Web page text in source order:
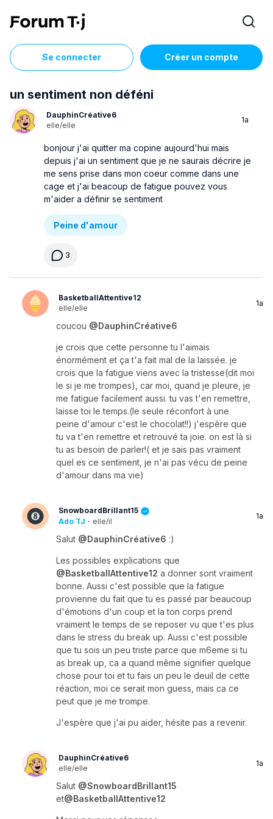
Se connecter Créer un compte
un sentiment non déféni
DauphinCréative6
elle/elle
1a
bonjour j'ai quitter ma copine aujourd'hui mais
depuis j'ai un sentiment que je ne saurais décrire je
me sens prise dans mon coeur comme dans une
cage et j'ai beacoup de fatigue pouvez vous
m'aider a définir se sentiment
Peine d'amour
3
BasketballAttentive12
elle/elle
1a
coucou @DauphinCréative6
je crois que cette personne tu l'aimais
énormément et ça t'a fait mal de la laissée. je
crois que la fatigue viens avec la tristesse(dit moi
le si je me trompes), car moi, quand je pleure, je
me fatigue facilement aussi. tu vas t'en remettre,
laisse toi le temps.(le seule réconfort à une
peine d'amour c'est le chocolat!!) j'espère que
tu va t'en remettre et retrouvé ta joie. on est là si
tu as besoin de parler!( et je sais pas vraiment
quel es ce sentiment, je n'ai pas vécu de peine
d'amour dans ma vie)
SnowboardBrillant15
Ado TJ · elle/il
1a
Salut @DauphinCréative6 :)
Les possibles explications que
@BasketballAttentive12 a donner sont vraiment
bonne. Aussi c'est possible que la fatigue
provienne du fait que tu es passé par beaucoup
d'émotions d'un coup et la ton corps prend
vraiment le temps de se reposer vu que t'es plus
dans le stress du break up. Aussi c'est possible
que tu sois un peu triste parce que m6eme si tu
as break up, ca a quand même signifier quelque
chose pour toi et tu fais un peu le deuil de cette
réaction, moi ce serait mon guess, mais ca ce
peut que je me trompe.
J'espère que j'ai pu aider, hésite pas a revenir.
DauphinCréative6
elle/elle
1a
Salut @SnowboardBrillant15
et@BasketballAttentive12